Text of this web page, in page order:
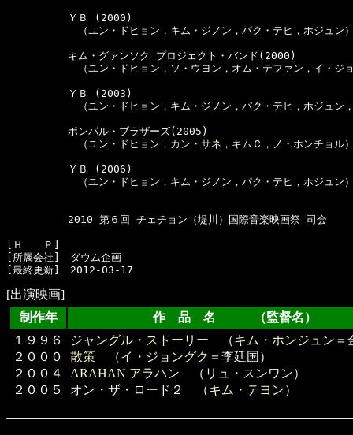
ＹＢ (2000)
（ユン・ドヒョン，キム・ジノン，パク・テヒ，ホジュン
キム・グァンソク プロジェクト・バンド(2000)
（ユン・ドヒョン，ソ・ウヨン，オム・テファン，イ・ジョ
ＹＢ (2003)
（ユン・ドヒョン，キム・ジノン，パク・テヒ，ホジュン，
ポンパル・ブラザーズ(2005)
（ユン・ドヒョン， カン・サネ ， キムＣ ， ノ・ホンチョル
ＹＢ (2006)
（ユン・ドヒョン，キム・ジノン，パク・テヒ，ホジュン
2010 第６回 チェチョン（堤川）国際音楽映画祭 司会
[Ｈ　　Ｐ]
[所属会社]　ダウム企画
[出演映画]
制作年
作 品 名 （監督名）
１９９６
２０００
２００４
２００５
ジャングル・ストーリー （キム・ホンジュン ＝
散策 （イ・ジョングク ＝李廷国）
ARAHAN アラハン （ リュ・スンワン）
オン・ザ・ロード２ （キム・テヨン）